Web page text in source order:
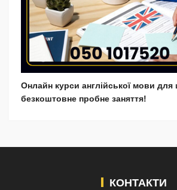
Онлайн курси англійської мови для
безкоштовне пробне заняття!
КОНТАКТИ